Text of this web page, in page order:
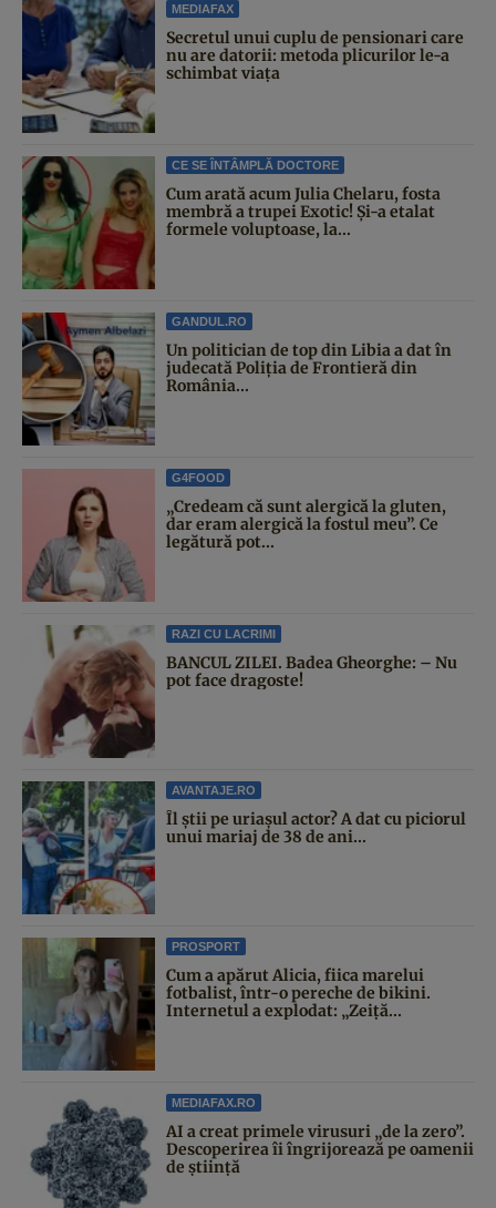
MEDIAFAX
Secretul unui cuplu de pensionari care
nu are datorii: metoda plicurilor le-a
schimbat viața
CE SE ÎNTÂMPLĂ DOCTORE
Cum arată acum Julia Chelaru, fosta
membră a trupei Exotic! Și-a etalat
formele voluptoase, la...
GANDUL.RO
Un politician de top din Libia a dat în
judecată Poliția de Frontieră din
România...
G4FOOD
„Credeam că sunt alergică la gluten,
dar eram alergică la fostul meu”. Ce
legătură pot...
RAZI CU LACRIMI
BANCUL ZILEI. Badea Gheorghe: – Nu
pot face dragoste!
AVANTAJE.RO
Îl știi pe uriașul actor? A dat cu piciorul
unui mariaj de 38 de ani...
PROSPORT
Cum a apărut Alicia, fiica marelui
fotbalist, într-o pereche de bikini.
Internetul a explodat: „Zeiță...
MEDIAFAX.RO
AI a creat primele virusuri „de la zero”.
Descoperirea îi îngrijorează pe oamenii
de știință